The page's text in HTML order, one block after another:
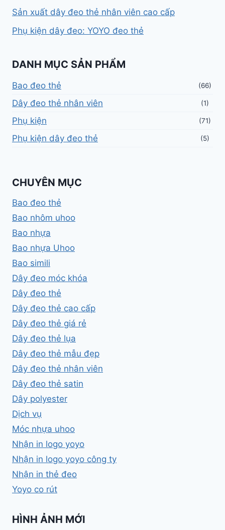
Sản xuất dây đeo thẻ nhân viên cao cấp
Phụ kiện dây đeo: YOYO đeo thẻ
DANH MỤC SẢN PHẨM
Bao đeo thẻ (66)
Dây đeo thẻ nhân viên (1)
Phụ kiện (71)
Phụ kiện dây đeo thẻ (5)
CHUYÊN MỤC
Bao đeo thẻ
Bao nhôm uhoo
Bao nhựa
Bao nhựa Uhoo
Bao simili
Dây đeo móc khóa
Dây đeo thẻ
Dây đeo thẻ cao cấp
Dây đeo thẻ giá rẻ
Dây đeo thẻ lụa
Dây đeo thẻ mẫu đẹp
Dây đeo thẻ nhân viên
Dây đeo thẻ satin
Dây polyester
Dịch vụ
Móc nhựa uhoo
Nhận in logo yoyo
Nhận in logo yoyo công ty
Nhận in thẻ đeo
Yoyo co rút
HÌNH ẢNH MỚI